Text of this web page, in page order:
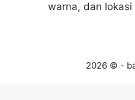
warna, dan
2026 © -